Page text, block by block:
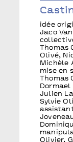
idée
Jaco
Olivé,
Michèle
mise en
Thomas
Julien
Sylvie
Olivier,